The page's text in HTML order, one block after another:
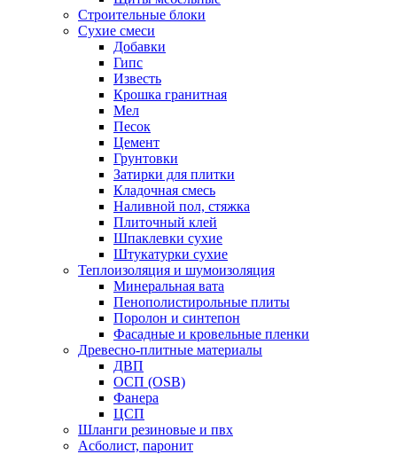
Строительные блоки
Сухие смеси
Добавки
Гипс
Известь
Крошка гранитная
Мел
Песок
Цемент
Грунтовки
Затирки для плитки
Кладочная смесь
Наливной пол, стяжка
Плиточный клей
Шпаклевки сухие
Штукатурки сухие
Теплоизоляция и шумоизоляция
Минеральная вата
Пенополистирольные плиты
Поролон и синтепон
Фасадные и кровельные пленки
Древесно-плитные материалы
ДВП
ОСП (OSB)
Фанера
ЦСП
Шланги резиновые и пвх
Асболист, паронит